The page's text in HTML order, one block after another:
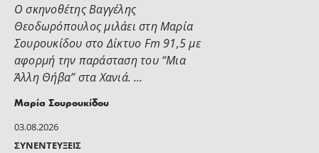
03.08.2026
ΣΥΝΕΝΤΕΎΞΕΙΣ
Ο σκηνοθέτης Βαγγέλης
Θεοδωρόπουλος μιλάει στη Μαρία
Σουρουκίδου στο Δίκτυο Fm 91,5 με
αφορμή την παράσταση του “Μια
Άλλη Θήβα” στα Χανιά. …
Μαρία Σουρουκίδου